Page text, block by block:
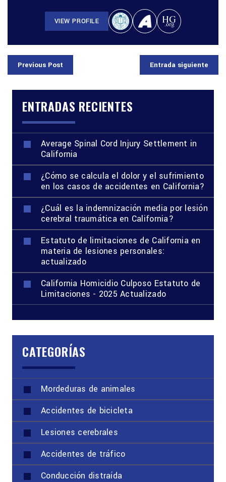
VIEW PROFILE
Previous Post Entrada siguiente
ENTRADAS RECIENTES
Average Spinal Cord Injury Settlement in
California
¿Cómo se calcula el dolor y el sufrimiento
en los casos de accidentes en California?
¿Cuál es la indemnización media por lesión
cerebral traumática en California?
Estatuto de limitaciones de California en
materia de lesiones personales:
actualizado
California Homicidio Culposo Estatuto de
Limitaciones - 2025 Actualizado
CATEGORÍAS
Mordeduras de animales
Accidentes de bicicleta
Lesiones cerebrales
Accidentes de tráfico
Conducción distraída